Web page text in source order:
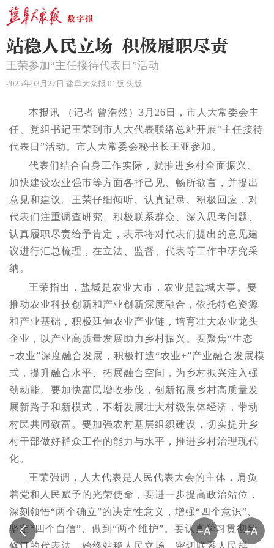
站稳人民立场 积极履职尽责
王荣参加“主任接待代表日”活动
2025年03月27日 盐阜大众报 01版 头版
本报讯 （记者 曾浩然）3月26日，市人大常委会主
任、党组书记王荣到市人大代表联络总站开展“主任接待
代表日”活动。市人大常委会秘书长王亚参加。
代表们结合自身工作实际，就推进乡村全面振兴、
加快建设农业强市等方面各抒己见、畅所欲言，并提出
意见和建议。王荣仔细倾听、认真记录、积极回应，对
代表们注重调查研究、积极联系群众、深入思考问题、
认真履职尽责给予肯定，表示将对代表们提出的意见建
议进行汇总梳理，在立法、监督、代表等工作中研究采
纳。
王荣指出，盐城是农业大市，农业是盐城大事。要
推动农业科技创新和产业创新深度融合，依托特色资源
和产业基础，积极延伸农业产业链，培育壮大农业龙头
企业，以产业高质量发展助力乡村振兴。要聚焦“生态
+农业”深度融合发展，积极打造“农业+”产业融合发展模
式，提升融合水平、拓展融合空间，为乡村振兴注入强
劲动能。要加快富民增收步伐，创新拓展乡村高质量发
展新路子和新模式，不断发展壮大村级集体经济，带动
村民共同致富。要加强农村基层组织建设，切实提升乡
村干部做好群众工作的能力与水平，推进乡村治理现代
化。
王荣强调，人大代表是人民代表大会的主体，肩负
着党和人民赋予的光荣使命，要进一步提高政治站位，
深刻领悟“两个确立”的决定性意义，增强“四个意识”、
坚定“四个自信”、做到“两个维护”。要认真学习贯彻新
修订的代表法，始终站稳人民立场，密切联系人民群